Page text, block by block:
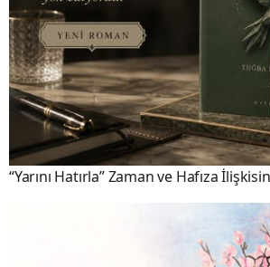
“Yarını Hatırla” Zaman ve Hafıza